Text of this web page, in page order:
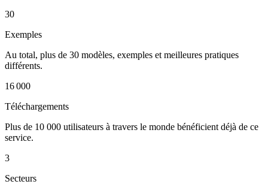
30
Exemples
Au total, plus de 30 modèles, exemples et meilleures pratiques
différents.
16 000
Téléchargements
Plus de 10 000 utilisateurs à travers le monde bénéficient déjà de ce
service.
3
Secteurs